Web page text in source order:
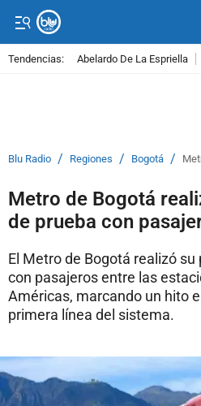
Tendencias: Abelardo De La Espriella
Blu Radio / Regiones / Bogotá /
Metro de Bogotá
de prueba con
El Metro de Bogotá realizó
con pasajeros entre las
Américas, marcando un hito
primera línea del sistema.